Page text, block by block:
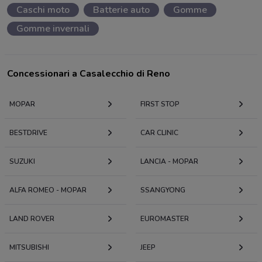
Caschi moto Batterie auto
Gomme
Gomme invernali
Concessionari a Casalecchio di Reno
MOPAR FIRST STOP
BESTDRIVE CAR CLINIC
SUZUKI LANCIA - MOPAR
ALFA ROMEO - MOPAR SSANGYONG
LAND ROVER EUROMASTER
MITSUBISHI JEEP